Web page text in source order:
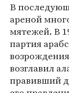
В
ареной
мятежей. В
партия
возглавил
правивший